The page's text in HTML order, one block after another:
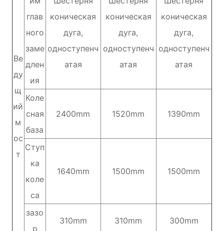
Ве
ду
щ
ий
м
ос
т
глав
ного
заме
длен
ия
коническая
дуга,
одноступенч
атая
коническая
дуга,
одноступенч
атая
коническая
дуга,
одноступенч
атая
Коле
сная
база
2400mm 1520mm 1390mm
Ступ
ка
коле
са
1640mm 1500mm 1500mm
зазо
р
310mm 310mm 300mm